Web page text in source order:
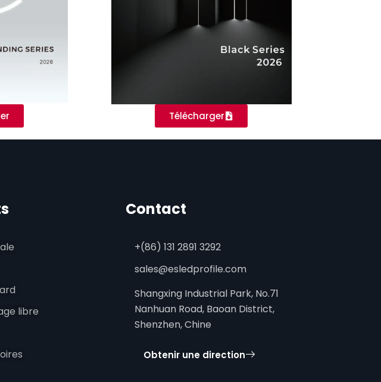
Télécharger
libre
Contact
+(86) 131 2891 3292
sales@esledprofile.com
Shangxing Industrial Park, No.71
Nanhuan Road, Baoan District,
Shenzhen, Chine
Obtenir une direction